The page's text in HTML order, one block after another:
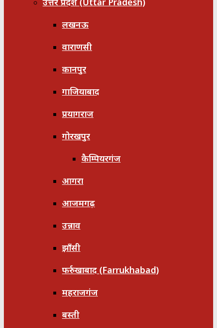
लखनऊ
वाराणसी
कानपुर
गाजियाबाद
प्रयागराज
गोरखपुर
कैम्पियरगंज
आगरा
आजमगढ़
उन्नाव
झाँसी
फर्रुखाबाद (Farrukhabad)
महराजगंज
बस्ती